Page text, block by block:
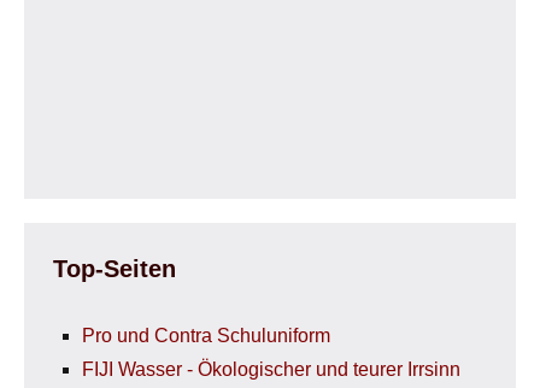
Top-Seiten
Pro und Contra Schuluniform
FIJI Wasser - Ökologischer und teurer Irrsinn